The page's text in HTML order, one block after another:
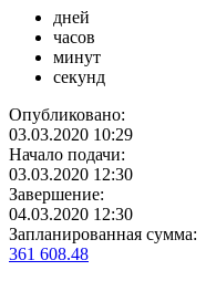
дней
часов
минут
секунд
Опубликовано:
03.03.2020 10:29
Начало подачи:
03.03.2020 12:30
Завершение:
04.03.2020 12:30
Запланированная сумма:
361 608.48